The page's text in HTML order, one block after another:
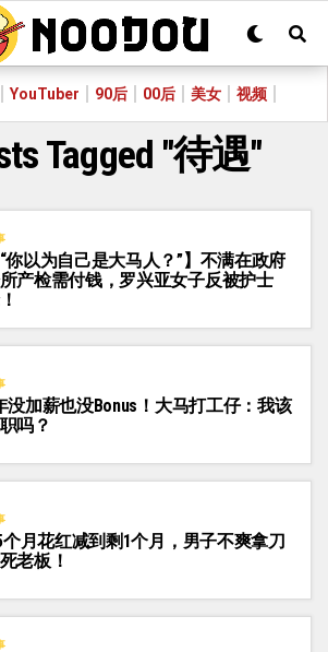
YouTuber 90后 00后 美女 视频
Tagged "待遇"
“你以为自己是大马人？”】不满在政府
产检需付钱，罗兴亚女子反被护士
没加薪也没Bonus！大马打工仔：我该
吗？
个月花红减到剩1个月，男子不爽拿刀
老板！